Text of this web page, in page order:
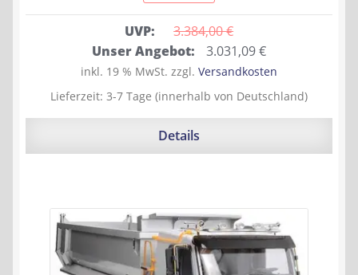
UVP: 3.384,00 €
Ursprünglicher
Preis
war:
Unser Angebot: 3.031,09€Aktueller
Preis
ist:
inkl. 19 % MwSt. zzgl. Versandkosten
Lieferzeit: 3-7 Tage (innerhalb von Deutschland)
Details